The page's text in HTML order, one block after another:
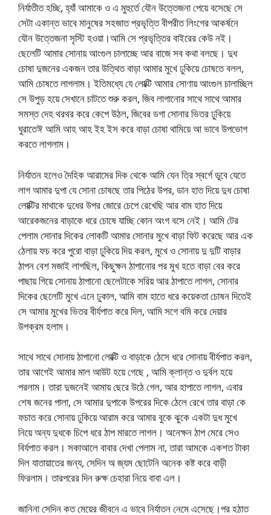
নির্যাতীত হচ্ছি, হ্যাঁ আমাকে ও এ মুহুর্তে যৌন উত্তেজনা পেয়ে বসেছে সে
সেটা একান্ত ভাবে মানুষের সহজাত প্রভৃত্তি বীপরীত লিংগের আকর্ষনে
যৌন উত্তেজনা সৃস্টি হওয়া।আমি সে প্রভৃত্তির বাইরের কেউ নই।
ছেলেটি আমার সোনায় আংগুল চালাচ্ছে আর বাজে সব কথা বলছে। দুধ
চোষা দুজনের একজন তার উত্থিত বাড়া আমার মুখে ঢুকিয়ে চোষতে বলল,
আমি চোষতে লাগলাম। ইতিমধ্যে যে লোক্টি আমার সোণায় আংগুল চালাচ্ছিল
সে উপুড় হয়ে সেখানে চাটতে শুরু করল, জিব লাগানোর সাথে সাথে আমার
সমস্ত দেহ থরথর করে কেপে উঠল, জিবের ডগা সোনার ভিতর ঢুকিয়ে
ঘুরাতেঈ আমি আহ আহ ইহ ইস করে বাড়া চোষা থামিয়ে আ ভাবে উপভোগ
করতে লাগলাম।
নির্যাতন হলেও দৈহিক আরামের দিক থেকে আমি যেন ত্রি স্বর্গে ডুবে যেতে
লাগ আমার দুপা যে সোনা চোষছে তার পিঠের উপর, ডান হাত দিয়ে দুধ চোষা
লোক্টির মাথাকে দুধের উপর জোরে চেপে রেখেছি আর বাম হাত দিয়ে
আরেকজনের বাড়াকে ধরে চোষে যাচ্ছি কোন অংগ বসে নেই। আমি টের
পেলাম সোনার দিকের লোকটি আমার সোনার মুখে বাড়া ফিট করেছে আর এক
ঠেলায় ফচ করে পুরো বাড়া ঢুকিয়ে দিয় করল, মুখে ও সোনায় দু দুটি বাড়ার
ঠাপন বেশ মজাই লাগছিল, কিছুক্ষন ঠাপানোর পর মুখ হতে বাড়া বের করে
পাছায় গিয়ে সোনায় ঠাপানো ছেলেটাকে সরিয় আর ঠাপাতে লাগল, সোনার
দিকের ছেলেটি মুখে এনে ঢুকাল, আমি বাম হাতে ধরে কয়েকতা চোষন দিতেই
সে আমার মুখের ভিতর বীর্যপাত করে দিল, আমি সগে বমি করে দেয়ার
উপক্রম হলাম।
সাথে সাথে সোনায় ঠাপানো লোক্টি ও বাড়াকে ঠেসে ধরে সোনায় বীর্যপাত করল,
তার আগেই আমার মাল আউট হয়ে গেছে , আমি ক্লান্ত ও দুর্বল হয়ে
পরলাম। তারা দুজনেই আমায় ছেরে উঠে গেল, আর হাপাতে লাগল, এবার
শেষ জনের পালা, সে আমার দুপাকে উপরের দিকে ঠেলে রেখে তার বাড়া কে
ফচাত করে সোনায় ঢুকিয়ে আরাম করে আমার বুকে ঝুকে একটা দুধ মুখে
নিয়ে অন্য দুধকে চিপে ধরে ঠাপ মারতে লাগল। অনেক্ষন ঠাপ মেরে সেও
বির্যপাত করল। সকাআলে বাবার দেখা পেলাম না, তারা আমকে একশত টাকা
দিল যাতায়াতের জন্য, সেদিন অ জ্যম ছোটেনি অনেক কষ্ট করে বাড়ী
ফিরলাম। তারপরের দিন রুক্ষ চেহারা নিয়ে বাবা এল।
জানিনা সেদিন কত মেয়ের জীবনে এ ভাবে নির্যাতন নেমে এসেছে।পর হঠাত